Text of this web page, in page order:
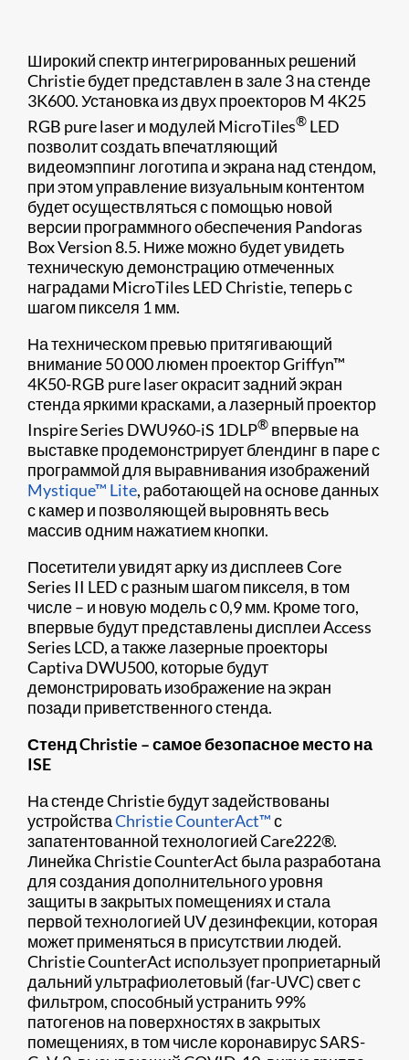
Широкий спектр интегрированных решений
Christie будет представлен в зале 3 на стенде
3K600. Установка из двух проекторов M 4K25
RGB pure laser и модулей MicroTiles® LED
позволит создать впечатляющий
видеомэппинг логотипа и экрана над стендом,
при этом управление визуальным контентом
будет осуществляться с помощью новой
версии программного обеспечения Pandoras
Box Version 8.5. Ниже можно будет увидеть
техническую демонстрацию отмеченных
наградами MicroTiles LED Christie, теперь с
шагом пикселя 1 мм.
На техническом превью притягивающий
внимание 50 000 люмен проектор Griffyn™
4K50-RGB pure laser окрасит задний экран
стенда яркими красками, а лазерный проектор
Inspire Series DWU960-iS 1DLP® впервые на
выставке продемонстрирует блендинг в паре с
программой для выравнивания изображений
Mystique™ Lite, работающей на основе данных
с камер и позволяющей выровнять весь
массив одним нажатием кнопки.
Посетители увидят арку из дисплеев Core
Series II LED с разным шагом пикселя, в том
числе – и новую модель с 0,9 мм. Кроме того,
впервые будут представлены дисплеи Access
Series LCD, а также лазерные проекторы
Captiva DWU500, которые будут
демонстрировать изображение на экран
позади приветственного стенда.
Стенд Christie – самое безопасное место на
ISE
На стенде Christie будут задействованы
устройстваChristie CounterAct™с
запатентованной технологией Care222®.
Линейка Christie CounterAct была разработана
для создания дополнительного уровня
защиты в закрытых помещениях и стала
первой технологией UV дезинфекции, которая
может применяться в присутствии людей.
Christie CounterAct использует проприетарный
дальний ультрафиолетовый (far-UVC) свет с
фильтром, способный устранить 99%
патогенов на поверхностях в закрытых
помещениях, в том числе коронавирус SARS-